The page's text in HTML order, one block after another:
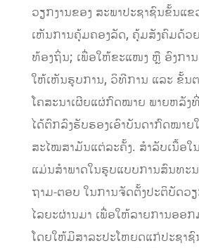
ວຽກງານຂອງ ສະພາປະຊາຊົນຂັ້ນແ
ເຫັນການຄຸ້ມຄອງລັດ, ຄຸ້ມສັງຄົມດ້
ທ້ອງຖິ່ນ; ເພື່ອໃຫ້ຂະແໜງ ຫຼື ອົງກາ
ໃຫ້ເຫັນຮູບການ, ວິທີການ ແລະ ຂັ້ນ
ໂຄສະນາເຜີຍແຜ່ກົດໝາຍ ພາຍຫລັງ
ໄດ້ຕົກລົງຮັບຮອງເອົາບັນດາກົດໝາຍ
ສະໄໝສາມັນແຕ່ລະຄັ້ງ. ສຳລັບເນື້ອໃ
ແມ່ນສຳພາດໃນຮູບແບບການສົນທະນ
ຖາມ-ຕອບ ໃນການຈັດຕັ້ງປະຕິບັດວຽ
ໄລຍະຜ່ານມາ ເພື່ອໃຫ້ລາຍການອອ
ໂດຍໃຫ້ມີສາລະປະໂຫຍດແກ່ປະຊາ